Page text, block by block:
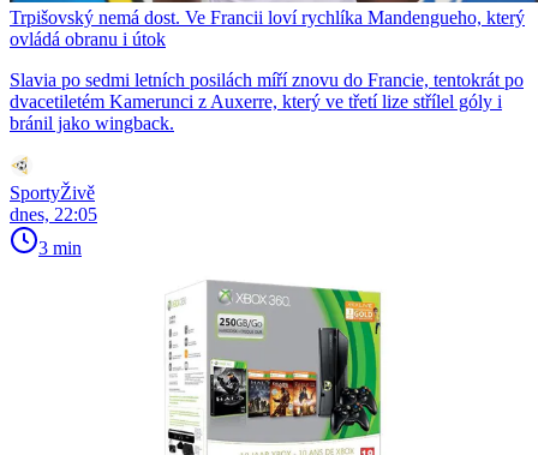
Trpišovský nemá dost. Ve Francii loví rychlíka Mandengueho, který
ovládá obranu i útok
Slavia po sedmi letních posilách míří znovu do Francie, tentokrát po
dvacetiletém Kamerunci z Auxerre, který ve třetí lize střílel góly i
bránil jako wingback.
SportyŽivě
dnes, 22:05
3 min